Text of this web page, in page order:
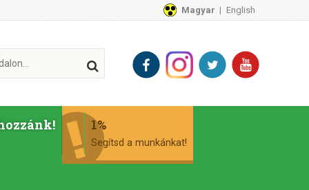
Magyar English
1%
Segítsd a munkánkat!